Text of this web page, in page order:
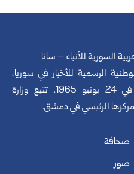
السورية للأنباء – سانا
الرسمية للأخبار في سوريا،
تأسست في 24 يونيو 1965. تتبع وزارة
الرئيسي في دمشق.
صحافة
صور